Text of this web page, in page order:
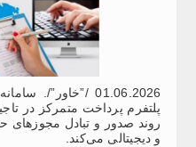
01.06.2026 /
پلتفرم پرداخت متمرکز در
روند صدور و تبادل مجوزهای
و دیجیتالی می‌کند.